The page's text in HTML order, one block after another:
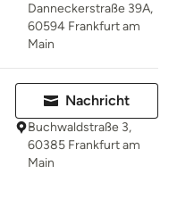
Danneckerstraße 39A,
60594 Frankfurt am
Main
Nachricht
Buchwaldstraße 3,
60385 Frankfurt am
Main